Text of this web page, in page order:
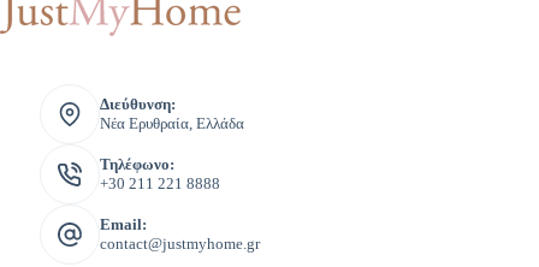
Διεύθυνση:
Νέα Ερυθραία, Ελλάδα
Τηλέφωνο:
+30 211 221 8888
Email:
contact@justmyhome.gr